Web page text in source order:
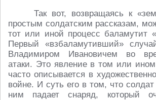
Так вот, возвращаясь к
простым солдатским рассказам,
тот или иной процесс баламутит
Первый «взбаламутивший»
Владимиром Ивановичем во
атаки. Это явление в том или
часто описывается в
войне. И суть его в том, что
ним падает снаряд, который